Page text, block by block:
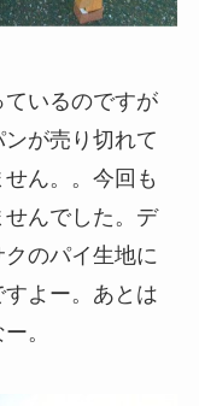
いるのですが
が売り切れて
ん。。今回も
んでした。デ
のパイ生地に
よー。あとは
。